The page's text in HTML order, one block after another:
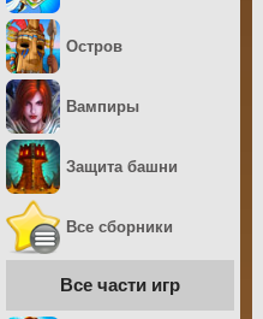
Остров
Вампиры
Защита башни
Все сборники
Все части игр